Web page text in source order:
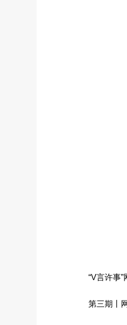
“V言许事”
第三期丨网